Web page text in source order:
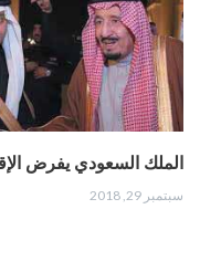
الملك السعودي يفرض
سبتمبر 29, 2018